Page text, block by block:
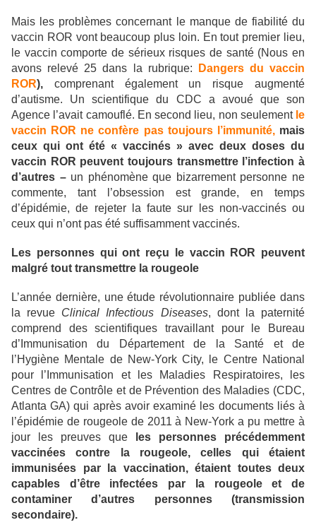
Mais les problèmes concernant le manque de fiabilité du
vaccin ROR vont beaucoup plus loin. En tout premier lieu,
le vaccin comporte de sérieux risques de santé (Nous en
avons relevé 25 dans la rubrique:
Dangers du vaccin
ROR), comprenant également un risque augmenté
d’autisme. Un scientifique du CDC a avoué que son
Agence l’avait camouflé. En second lieu, non seulement le
vaccin ROR ne confère pas toujours l’immunité,mais
ceux qui ont été « vaccinés » avec deux doses du
vaccin ROR peuvent toujours transmettre l’infection à
d’autres – un phénomène que bizarrement personne ne
commente, tant l’obsession est grande, en temps
d’épidémie, de rejeter la faute sur les non-vaccinés ou
ceux qui n’ont pas été suffisamment vaccinés.
Les personnes qui ont reçu le vaccin ROR peuvent
malgré tout transmettre la rougeole
L’année dernière, une étude révolutionnaire publiée dans
la revue Clinical Infectious Diseases, dont la paternité
comprend des scientifiques travaillant pour le Bureau
d’Immunisation du Département de la Santé et de
l’Hygiène Mentale de New-York City, le Centre National
pour l’Immunisation et les Maladies Respiratoires, les
Centres de Contrôle et de Prévention des Maladies (CDC,
Atlanta GA) qui après avoir examiné les documents liés à
l’épidémie de rougeole de 2011 à New-York a pu mettre à
jour les preuves que
les personnes précédemment
vaccinées contre la rougeole, celles qui étaient
immunisées par la vaccination, étaient toutes deux
capables d’être infectées par la rougeole et de
contaminer d’autres personnes (transmission
secondaire).